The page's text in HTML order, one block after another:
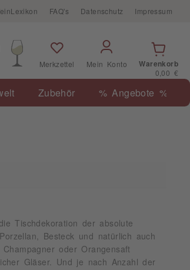
FAQ's Datenschutz Impressum
Merkzettel Mein Konto
Warenkorb
0,00 €
Zubehör % Angebote %
Tischdekoration der absolute
Besteck und natürlich auch
oder Orangensaft
Gläser. Und je nach Anzahl der